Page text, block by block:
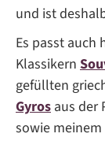
und ist
Es passt auch
Klassikern
gefüllten
Gyros aus der
sowie